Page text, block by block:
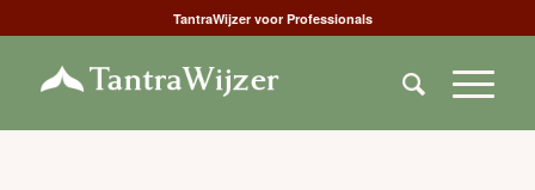
TantraWijzer voor Professionals